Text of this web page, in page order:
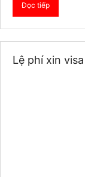
Đọc tiếp
Lệ phí xin